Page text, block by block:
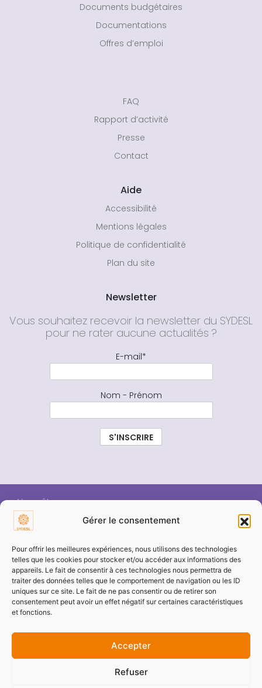
Gérer le consentement
Pour offrir les meilleures expériences, nous utilisons des technologies
telles que les cookies pour stocker et/ou accéder aux informations des
appareils. Le fait de consentir à ces technologies nous permettra de
traiter des données telles que le comportement de navigation ou les ID
uniques sur ce site. Le fait de ne pas consentir ou de retirer son
consentement peut avoir un effet négatif sur certaines caractéristiques
et fonctions.
Accepter
Refuser
Documents budgétaires
Documentations
Offres d’emploi
FAQ
Rapport d’activité
Presse
Contact
Aide
Accessibilité
Mentions légales
Politique de confidentialité
Plan du site
Newsletter
Vous souhaitez recevoir la newsletter du SYDESL
pour ne rater aucune actualités ?
E-mail*
Nom - Prénom
Vous êtes :
COMMUNE / COLLECTIVITÉ
PARTICULIER